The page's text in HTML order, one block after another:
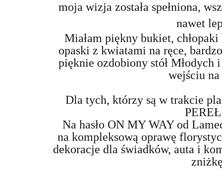
moja wizja została spełniona,
nawet
Miałam piękny bukiet,
opaski z kwiatami na ręce,
pięknie ozdobiony stół
wejściu
Dla tych, którzy są w trakcie
Na hasło ON MY WAY od
na kompleksową oprawę
dekoracje dla świadków, auta i